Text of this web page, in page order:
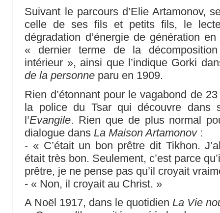
Suivant le parcours d’Elie Artamonov,
celle de ses fils et petits fils, le
dégradation d’énergie de génération
« dernier terme de la décomposition
intérieur », ainsi que l’indique Gorki
de la personne paru en 1909.
Rien d’étonnant pour le vagabond de
la police du Tsar qui découvre dans
l’Evangile. Rien que de plus normal
dialogue dans La Maison Artamonov:
- « C’était un bon prêtre dit Tikhon.
était très bon. Seulement, c’est parce
prêtre, je ne pense pas qu’il croyait
- « Non, il croyait au Christ. »
A Noël 1917, dans le quotidien La Vie